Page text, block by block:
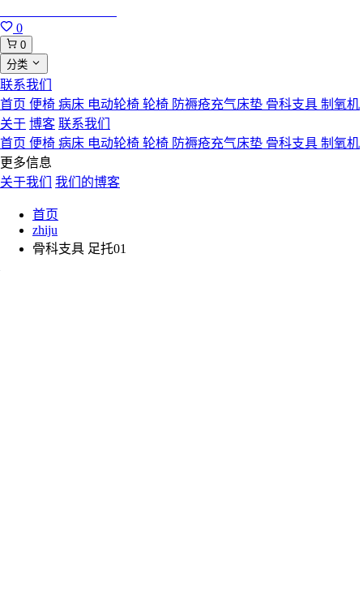
0
0
分类
联系我们
首页 便椅 病床 电动轮椅 轮椅 防褥疮充气床垫 骨科支具 制氧机
关于 博客 联系我们
首页 便椅 病床 电动轮椅 轮椅 防褥疮充气床垫 骨科支具 制氧机
更多信息
关于我们
我们的博客
首页
zhiju
骨科支具 足托01